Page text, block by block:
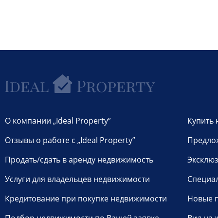
О компании „Ideal Property”
Отзывы о работе с „Ideal Property”
Продать/сдать в аренду недвижимость
Услуги для владельцев недвижимости
Кредитование при покупке недвижимости
Купить
Новые